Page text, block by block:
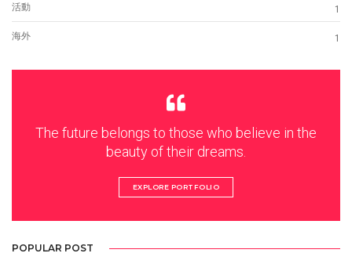
活動 1
海外 1
The future belongs to those who believe in the
beauty of their dreams.
EXPLORE PORTFOLIO
POPULAR POST